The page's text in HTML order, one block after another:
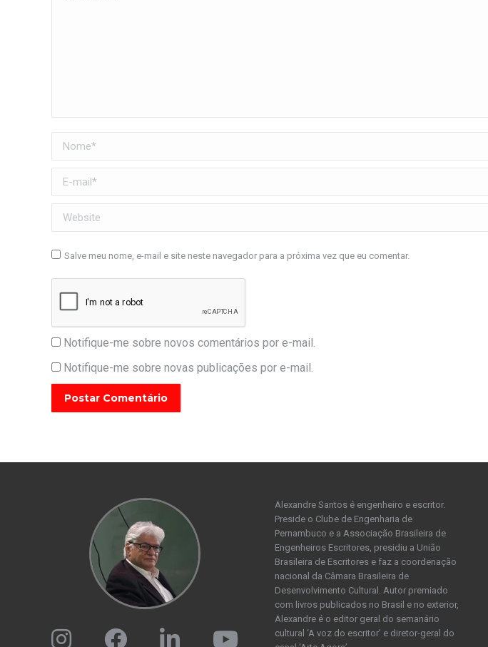
Nome *
E-mail *
Website
Salve meu nome, e-mail e site neste navegador para a próxima vez que eu comentar.
Notifique-me sobre novos comentários por e-mail.
Notifique-me sobre novas publicações por e-mail.
Postar Comentário
Alexandre Santos é engenheiro e escritor.
Preside o Clube de Engenharia de
Pernambuco e a Associação Brasileira de
Engenheiros Escritores, presidiu a União
Brasileira de Escritores e faz a coordenação
nacional da Câmara Brasileira de
Desenvolvimento Cultural. Autor premiado
com livros publicados no Brasil e no exterior,
Alexandre é o editor geral do semanário
cultural ‘A voz do escritor’ e diretor-geral do